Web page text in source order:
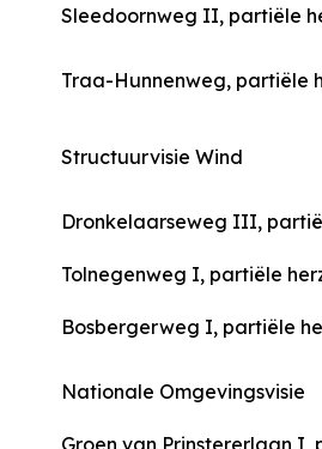
Sleedoornweg II, partiële
Traa-Hunnenweg, partiële
Structuurvisie Wind
Dronkelaarseweg III,
Tolnegenweg I, partiële
Bosbergerweg I, partiële
Nationale Omgevingsvisie